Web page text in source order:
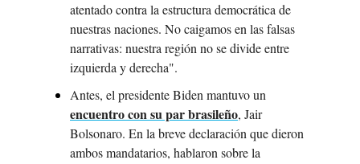
atentado contra la estructura democrática de
nuestras naciones. No caigamos en las falsas
narrativas: nuestra región no se divide entre
izquierda y derecha".
encuentro con su par brasileño, Jair
Bolsonaro. En la breve declaración que dieron
ambos mandatarios, hablaron sobre la